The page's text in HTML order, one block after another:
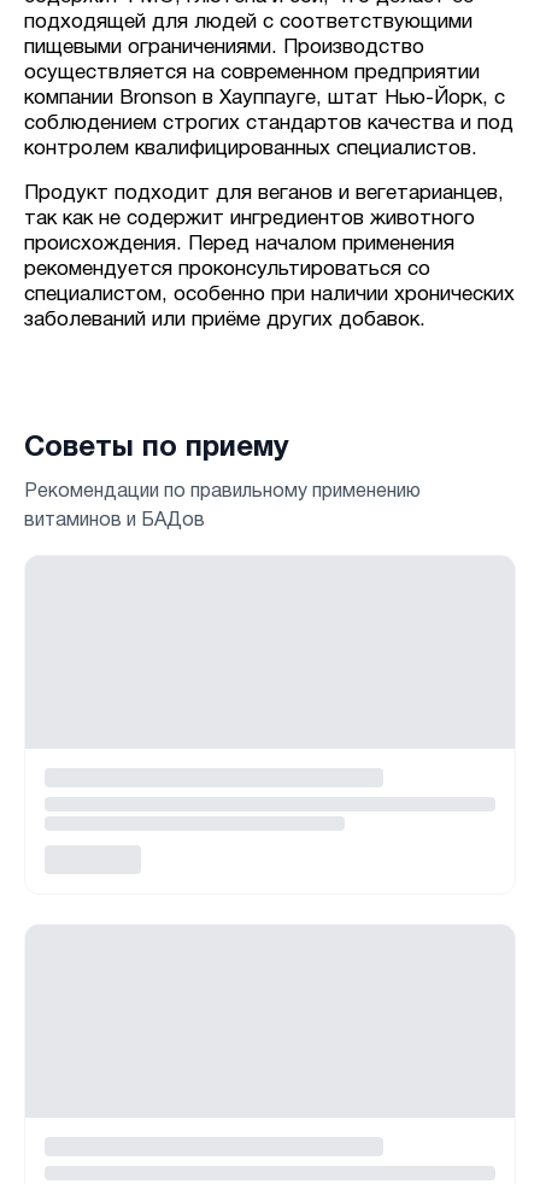
подходящей для людей с соответствующими
пищевыми ограничениями. Производство
осуществляется на современном предприятии
компании Bronson в Хауппауге, штат Нью-Йорк, с
соблюдением строгих стандартов качества и под
контролем квалифицированных специалистов.
Продукт подходит для веганов и вегетарианцев,
так как не содержит ингредиентов животного
происхождения. Перед началом применения
рекомендуется проконсультироваться со
специалистом, особенно при наличии хронических
заболеваний или приёме других добавок.
Советы по приему
Рекомендации по правильному применению
витаминов и БАДов